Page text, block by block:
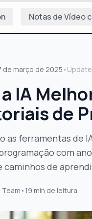
Notas de Vídeo
de março de 2025 •
IA
de
as ferramentas de
com
caminhos de
• 19 min de leitura